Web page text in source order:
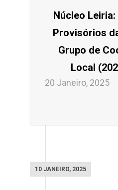
Núcleo
Provisórios
Grupo de
Local
20 Janeiro, 2025
10 JANEIRO, 2025